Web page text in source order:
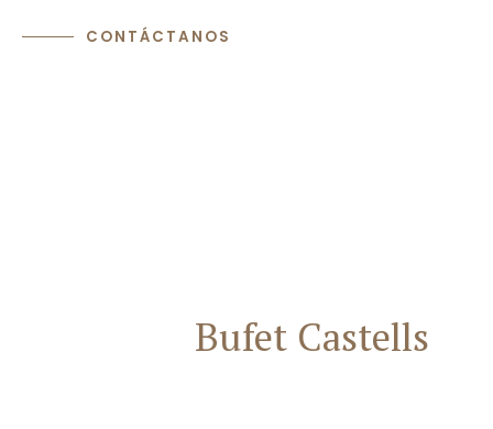
CONTÁCTANOS
Bufet Castells